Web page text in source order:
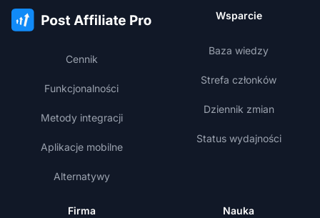
Cennik
Funkcjonalności
Metody integracji
Aplikacje mobilne
Alternatywy
Wsparcie
Baza wiedzy
Strefa członków
Dziennik zmian
Status wydajności
Firma Nauka